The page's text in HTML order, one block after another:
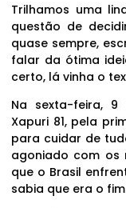
Trilhamos uma
questão de
quase sempre,
falar da ótima
certo, lá vinha o
Na sexta-feira, 9
Xapuri 81, pela
para cuidar de
agoniado com os
que o Brasil
sabia que era o